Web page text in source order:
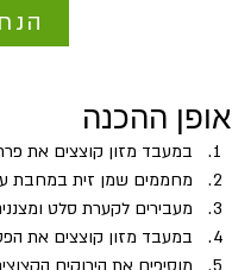
אופן ההכנה
במעבד מזון קוצצים את
מחממים שמן זית במחבת עמוק
מעבירים לקערת סלט
במעבד מזון קוצצים את